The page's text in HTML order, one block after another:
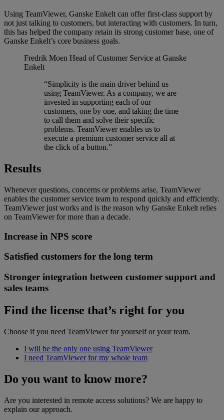
Using TeamViewer, Ganske Enkelt can offer first-class support by
not just talking to customers, but interacting with customers. In turn,
this has helped the company retain its strong customer base, one of
Ganske Enkelt’s core business goals.
Fredrik Moen Head of Customer Service at Ganske
Enkelt
“Simplicity is the main driver behind us
using TeamViewer. As a company, we are
invested in supporting each of our
customers, one by one, and taking the time
to call them and solve their specific
problems. TeamViewer enables us to
execute a premium customer service all at
the click of a button.”
Results
Whenever questions, concerns or problems arise, TeamViewer
enables the customer service team to respond quickly and efficiently.
TeamViewer just works and is the reason why Ganske Enkelt relies
on TeamViewer for more than a decade.
Increase in NPS score
Satisfied customers for the long term
Stronger integration between customer support and
sales teams
Find the license that’s right for you
Choose if you need TeamViewer for yourself or your team.
I will be the only one using TeamViewer
I need TeamViewer for my whole team
Do you want to know more?
Are you interested in remote access solutions? We are happy to
explain our approach.